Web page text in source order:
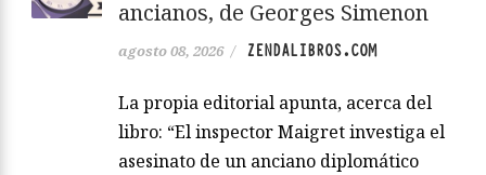
ancianos, de Georges Simenon
agosto 08, 2026 / ZENDALIBROS.COM
La propia editorial apunta, acerca del
libro: “El inspector Maigret investiga el
asesinato de un anciano diplomático